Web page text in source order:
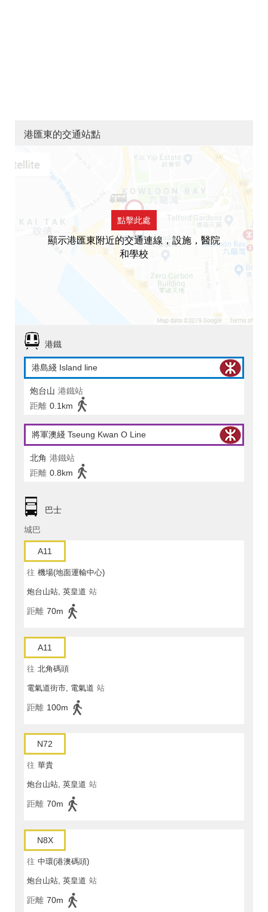
港匯東的交通站點
點擊此處
顯示港匯東附近的交通連線，設施，醫院
和學校
港鐵
港島綫 Island line
炮台山 港鐵站
距離 0.1km
將軍澳綫 Tseung Kwan O Line
北角 港鐵站
距離 0.8km
巴士
城巴
A11
往 機場(地面運輸中心)
炮台山站, 英皇道 站
距離 70m
A11
往 北角碼頭
電氣道街市, 電氣道 站
距離 100m
N72
往 華貴
炮台山站, 英皇道 站
距離 70m
N8X
往 中環(港澳碼頭)
炮台山站, 英皇道 站
距離 70m